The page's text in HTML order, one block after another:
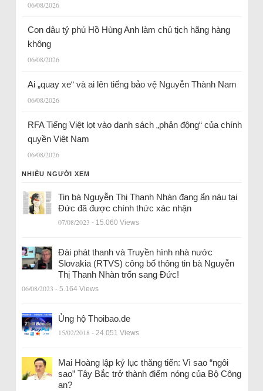
06/08/2026
Con dâu tỷ phú Hồ Hùng Anh làm chủ tịch hãng hàng
không
06/08/2026
Ai „quay xe“ và ai lên tiếng bảo vệ Nguyễn Thành Nam
06/08/2026
RFA Tiếng Việt lọt vào danh sách „phản động“ của chính
quyền Việt Nam
06/08/2026
NHIỀU NGƯỜI XEM
Tin bà Nguyễn Thị Thanh Nhàn đang ẩn náu tại
Đức đã được chính thức xác nhận
07/08/2023 - 15.060 Views
Đài phát thanh và Truyền hình nhà nước
Slovakia (RTVS) công bố thông tin bà Nguyễn
Thị Thanh Nhàn trốn sang Đức!
06/08/2023 - 5.164 Views
Ủng hộ Thoibao.de
15/02/2018 - 24.051 Views
Mai Hoàng lập kỷ lục thăng tiến: Vì sao “ngôi
sao” Tây Bắc trở thành điểm nóng của Bộ Công
an?